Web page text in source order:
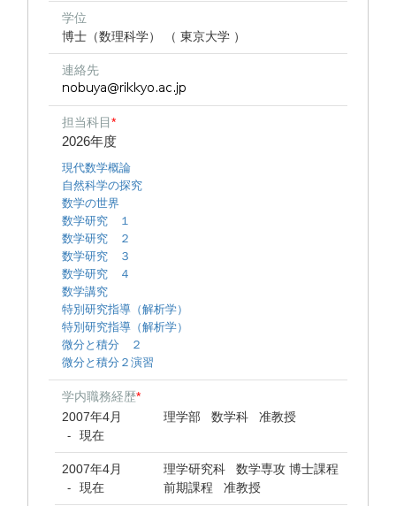
学位
博士（数理科学） （ 東京大学 ）
連絡先
担当科目*
2026年度
現代数学概論
自然科学の探究
数学の世界
数学研究 １
数学研究 ２
数学研究 ３
数学研究 ４
数学講究
特別研究指導（解析学）
特別研究指導（解析学）
微分と積分 ２
微分と積分２演習
学内職務経歴*
2007年4月
- 現在
理学部 数学科 准教授
2007年4月
- 現在
理学研究科 数学専攻 博士課程
前期課程 准教授